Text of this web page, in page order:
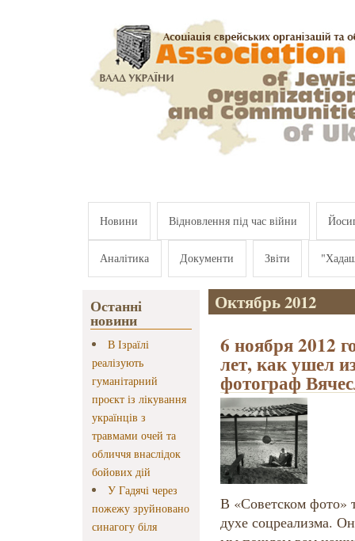
Новини Відновлення під час війни
Аналітика Документи Звіти
Останні
новини
В Ізраїлі
реалізують
гуманітарний
проєкт із лікування
українців з
травмами очей та
обличчя внаслідок
бойових дій
У Гадячі через
пожежу зруйновано
синагогу біля
Октябрь 2012
6 ноября 2012
лет, как ушел
фотограф
В «Советском фото»
духе соцреализма.